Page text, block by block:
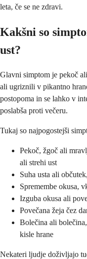
leta, če se ne zdravi.
Kakšni so
ust?
Glavni simptom je pekoč
ali ugriznili v pikantno
postopoma in se lahko v
poslabša proti večeru.
Tukaj so najpogostejši
Pekoč, žgoč ali
ali strehi ust
Suha usta ali
Spremembe okusa,
Izguba okusa ali
Povečana žeja čez
Bolečina ali
kisle hrane
Nekateri ljudje doživljajo